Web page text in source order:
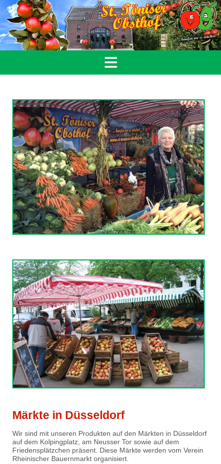
Märkte in Düsseldorf
Wir sind mit unseren Produkten auf den Märkten in Düsseldorf
auf dem Kolpingplatz, am Neusser Tor sowie auf dem
Friedensplätzchen präsent. Diese Märkte werden vom Verein
Rheinischer Bauernmarkt organisiert.